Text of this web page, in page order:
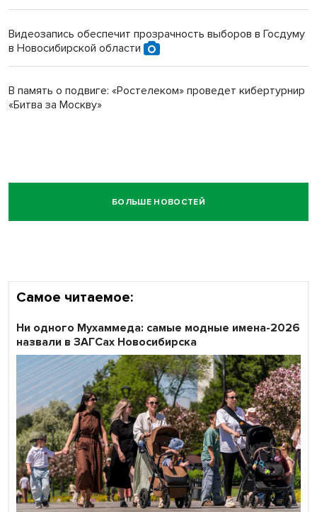
Видеозапись обеспечит прозрачность выборов в Госдуму
в Новосибирской области
В память о подвиге: «Ростелеком» проведет кибертурнир
«Битва за Москву»
БОЛЬШЕ НОВОСТЕЙ
Самое читаемое:
Ни одного Мухаммеда: самые модные имена-2026
назвали в ЗАГСах Новосибирска